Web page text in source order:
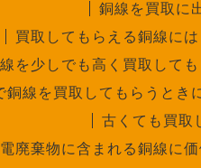
銅線を買取に
買取してもらえる銅線に
を少しでも高く買取して
銅線を買取してもらうとき
古くても買取
廃棄物に含まれる銅線に